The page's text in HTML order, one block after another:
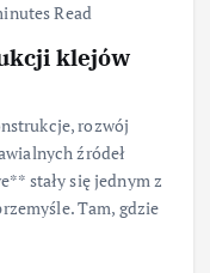
Read
klejów
rozwój
źródeł
stały się jednym z
Tam, gdzie